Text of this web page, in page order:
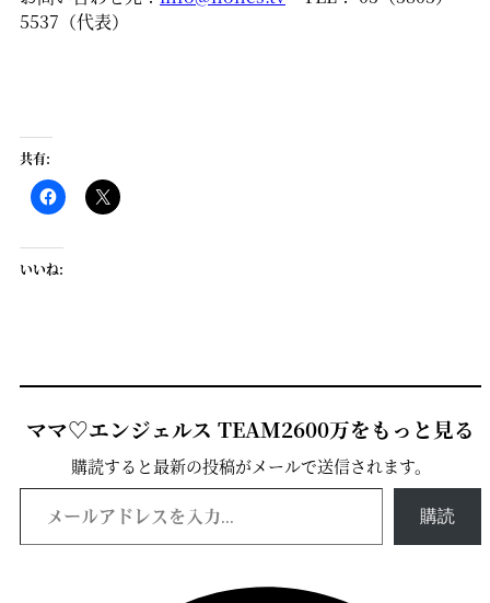
5537（代表）
共有:
いいね:
ママ♡エンジェルス TEAM2600万をもっと見る
購読すると最新の投稿がメールで送信されます。
メールアドレスを入力...
購読